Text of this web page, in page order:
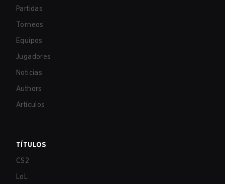
Partidas
Torneos
Equipos
Jugadores
Noticias
Authors
Artículos
TÍTULOS
CS2
LoL